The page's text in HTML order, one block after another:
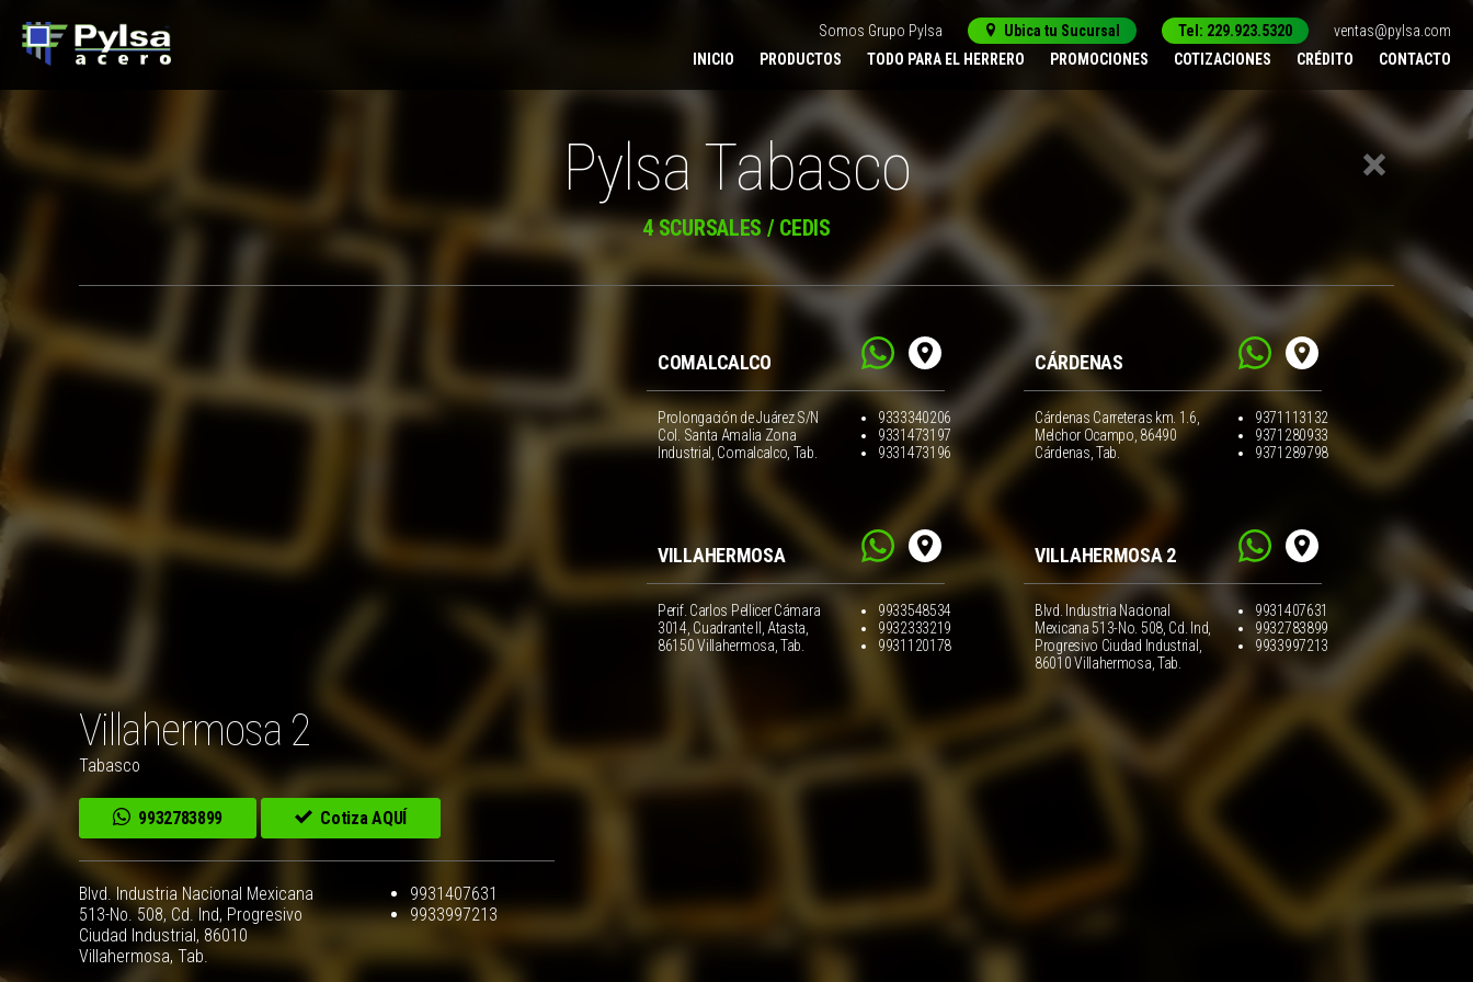
Somos Grupo Pylsa Ubica tu Sucursal Tel: 229.923.5320
ventas@pylsa.com
INICIO
PRODUCTOS TODO PARA EL HERRERO PROMOCIONES COTIZACIONES CRÉDITO CONTACTO
Pylsa Tabasco
4 SCURSALES / CEDIS
Villahermosa 2
Tabasco
9932783899 Cotiza AQUÍ
Blvd. Industria Nacional Mexicana
513-No. 508, Cd. Ind, Progresivo
Ciudad Industrial, 86010
Villahermosa, Tab.
9931407631
9933997213
COMALCALCO
Prolongación de Juárez S/N
Col. Santa Amalia Zona
Industrial, Comalcalco, Tab.
9333340206
9331473197
9331473196
CÁRDENAS
Cárdenas Carreteras km. 1.6,
Melchor Ocampo, 86490
Cárdenas, Tab.
9371113132
9371280933
9371289798
VILLAHERMOSA
Perif. Carlos Pellicer Cámara
3014, Cuadrante II, Atasta,
86150 Villahermosa, Tab.
9933548534
9932333219
9931120178
VILLAHERMOSA 2
Blvd. Industria Nacional
Mexicana 513-No. 508, Cd. Ind,
Progresivo Ciudad Industrial,
86010 Villahermosa, Tab.
9931407631
9932783899
9933997213